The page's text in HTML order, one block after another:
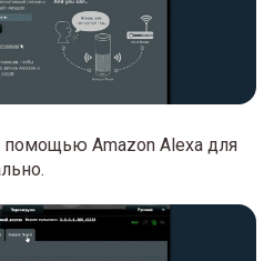
помощью Amazon Alexa для